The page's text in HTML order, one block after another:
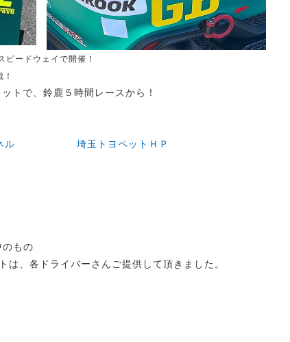
ードウェイで開催！
トで、鈴鹿５時間レースから！
ル 埼玉トヨペットＨＰ
もの
、各ドライバーさんご提供して頂きました。